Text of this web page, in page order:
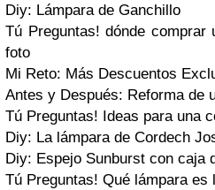
Diy: Lámpara de Ganchillo
Tú Preguntas! dónde
foto
Mi Reto: Más Descuentos
Antes y Después: Reforma de
Tú Preguntas! Ideas para una
Diy: La lámpara de Cordech
Diy: Espejo Sunburst con caja
Tú Preguntas! Qué lámpara es